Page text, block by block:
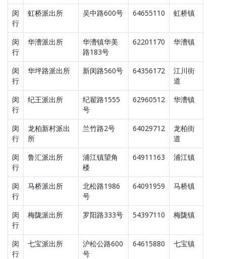
闵
行
虹桥派出所 吴中路600号 64655110 虹桥镇
闵
行
华漕派出所
华漕镇华美
路183号
62201170 华漕镇
闵
行
华坪路派出所 新闵路560号 64356172
江川街
道
闵
行
纪王派出所
纪翟路1555
号
62960512 华漕镇
闵
行
龙柏新村派出
所
兰竹路2号 64029712
龙柏街
道
闵
行
鲁汇派出所
浦江镇望角
楼
64911163 浦江镇
闵
行
马桥派出所
北松路1986
号
64091959 马桥镇
闵
行
梅陇派出所 罗阳路333号 54397110 梅陇镇
闵
行
七宝派出所
沪松公路600
号
64615880 七宝镇